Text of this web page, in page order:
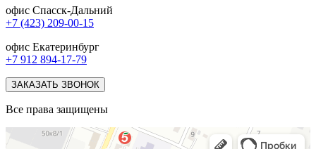
офис Спасск-Дальний
+7 (423) 209-00-15
офис Екатеринбург
+7 912 894-17-79
ЗАКАЗАТЬ ЗВОНОК
Все права защищены